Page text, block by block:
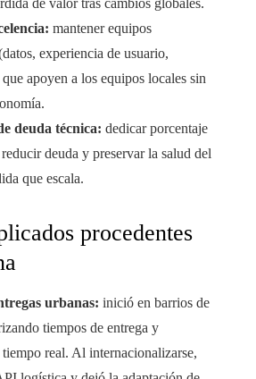
de valor tras cambios globales.
mantener equipos
experiencia de usuario,
apoyen a los equipos locales sin
deuda técnica: dedicar porcentaje
deuda y preservar la salud del
que escala.
procedentes
urbanas: inició en barrios de
tiempos de entrega y
real. Al internacionalizarse,